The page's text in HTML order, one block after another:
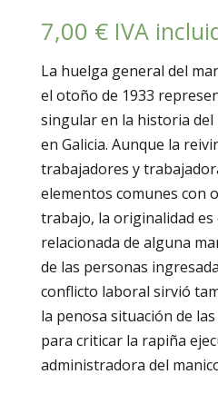
7,00 € IVA
La huelga general del
el otoño de 1933
singular en la historia
en Galicia. Aunque la
trabajadores y
elementos comunes con
trabajo, la originalidad
relacionada de alguna
de las personas
conflicto laboral sirvió
la penosa situación de
para criticar la rapiña
administradora del